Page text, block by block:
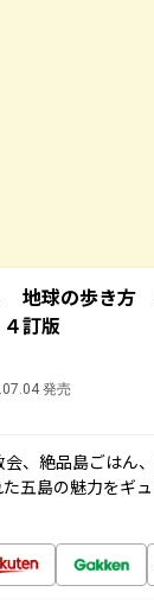
地球の歩き
訂版
発売
、絶品島ごはん
五島の魅力をギュ